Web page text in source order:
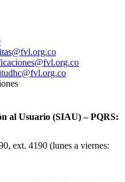
al Usuario (SIAU) – PQRS:
ext. 4190 (lunes a viernes: